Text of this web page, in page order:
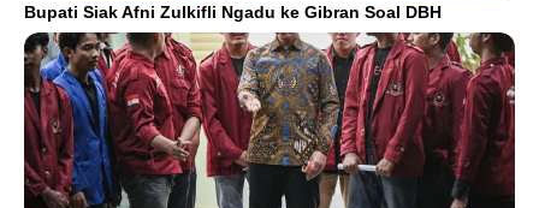
Bupati Siak Afni Zulkifli Ngadu ke Gibran Soal DBH